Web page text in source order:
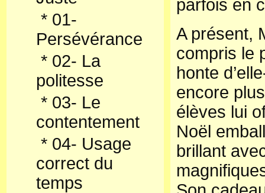
* 01-
Persévérance
* 02- La
politesse
* 03- Le
contentement
* 04- Usage
correct du
temps
parfois en
A présent,
compris le
honte
encore
élèves lui
Noël
brillant